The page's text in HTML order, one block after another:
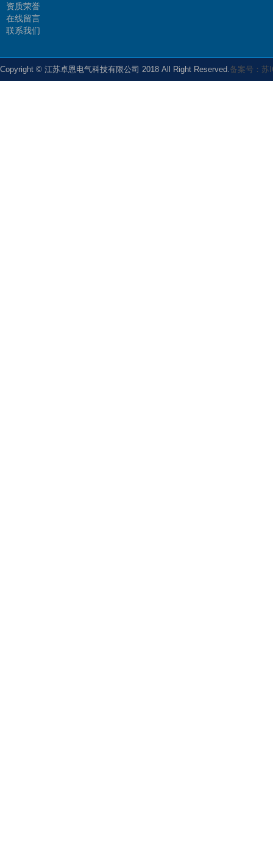
资质荣誉
在线留言
联系我们
Copyright © 江苏卓恩电气科技有限公司 2018 All Right Reserved.备案号：苏